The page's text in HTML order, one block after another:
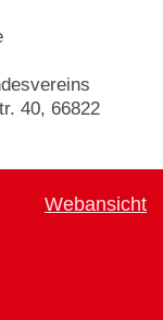
40, 66822
Webansicht